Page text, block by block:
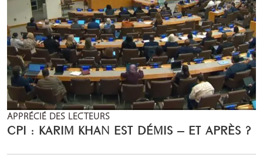
APPRÉCIÉ DES LECTEURS
CPI : KARIM KHAN EST DÉMIS – ET APRÈS ?